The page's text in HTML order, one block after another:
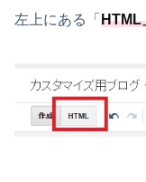
左上にある「 HTML